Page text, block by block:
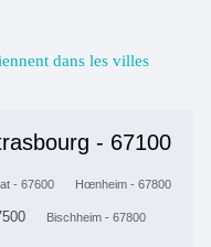
dans les villes
- 67100
- 67600 Hœnheim - 67800
Bischheim - 67800